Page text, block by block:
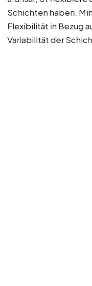
Schichten haben.
Flexibilität in Bezug
Variabilität der